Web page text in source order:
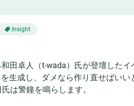
Insight
田卓人（t-wada）氏が登壇した
生成し、ダメなら作り直せばい
は警鐘を鳴らします。